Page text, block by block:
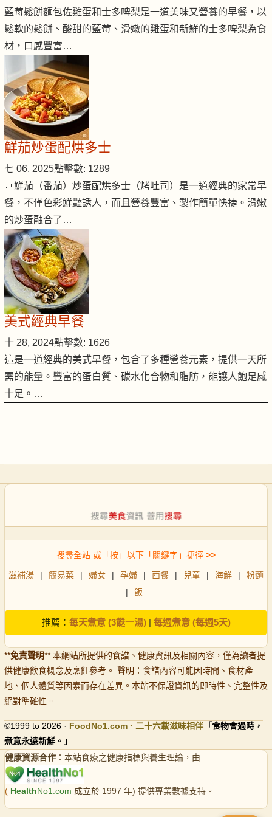
藍莓鬆餅麵包佐雞蛋和士多啤梨是一道美味又營養的早餐，以
鬆軟的鬆餅、酸甜的藍莓、滑嫩的雞蛋和新鮮的士多啤梨為食
材，口感豐富…
鮮茄炒蛋配烘多士
七 06, 2025點擊數: 1289
📜鮮茄（番茄）炒蛋配烘多士（烤吐司）是一道經典的家常早
餐，不僅色彩鮮豔誘人，而且營養豐富、製作簡單快捷。滑嫩
的炒蛋融合了…
美式經典早餐
十 28, 2024點擊數: 1626
這是一道經典的美式早餐，包含了多種營養元素，提供一天所
需的能量。豐富的蛋白質、碳水化合物和脂肪，能讓人飽足感
十足。…
搜尋全站 或「按」以下「關鍵字」捷徑 >>
滋補湯 | 簡易菜 | 婦女 | 孕婦 | 西餐 | 兒童 | 海鮮 |
粉麵
|
飯
推薦： 每天煮意 (3餸一湯)| 每週煮意 (每週5天)
**免責聲明** 本網站所提供的食譜、健康資訊及相關內容，僅為讀者提
供健康飲食概念及烹飪參考。 聲明：食譜內容可能因時間、食材產
地、個人體質等因素而存在差異。本站不保證資訊的即時性、完整性及
絕對準確性。
©1999 to 2026 · FoodNo1.com · 二十六載滋味相伴 「食物會過時，
煮意永遠新鮮。」
健康資源合作 ：本站食療之健康指標與養生理論，由
( HealthNo1.com 成立於 1997 年) 提供專業數據支持。